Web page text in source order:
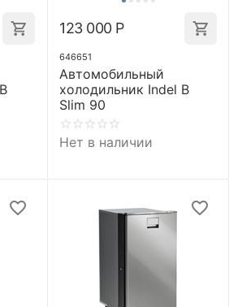
123 000 Р
646651
Автомобильный
холодильник Indel B
Slim 90
Нет в наличии